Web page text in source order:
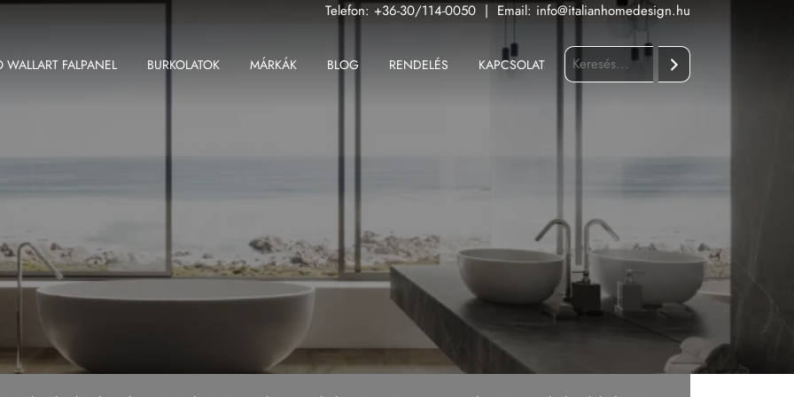
Telefon: +36-30/114-0050 | Email: info@italianhomedesign.hu
WALLART FALPANEL BURKOLATOK
Beltéri padlólap
Fali csempe Nappali
MÁRKÁK
Atlas Concorde
Ceramiche Keope
Iris FMG
Saime
BLOG RENDELÉS KAPCSOLAT